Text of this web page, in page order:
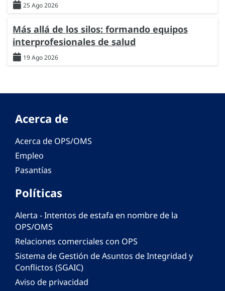
25 Ago 2026
Más allá de los silos: formando equipos
interprofesionales de salud
19 Ago 2026
Acerca de
Acerca de OPS/OMS
Empleo
Pasantías
Políticas
Alerta - Intentos de estafa en nombre de la
OPS/OMS
Relaciones comerciales con OPS
Sistema de Gestión de Asuntos de Integridad y
Conflictos (SGAIC)
Aviso de privacidad